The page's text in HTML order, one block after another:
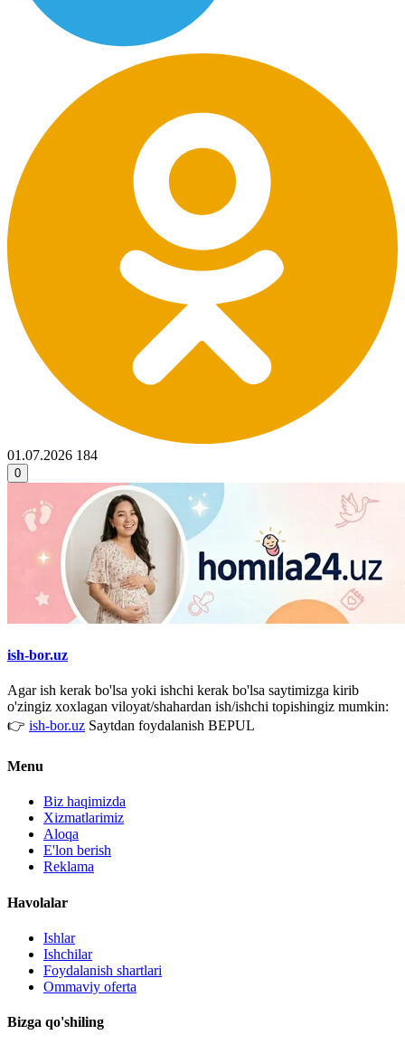
01.07.2026 184
0
ish-bor.uz
Agar ish kerak bo'lsa yoki ishchi kerak bo'lsa saytimizga kirib
o'zingiz xoxlagan viloyat/shahardan ish/ishchi topishingiz mumkin:
👉 ish-bor.uz Saytdan foydalanish BEPUL
Menu
Biz haqimizda
Xizmatlarimiz
Aloqa
E'lon berish
Reklama
Havolalar
Ishlar
Ishchilar
Foydalanish shartlari
Ommaviy oferta
Bizga qo'shiling